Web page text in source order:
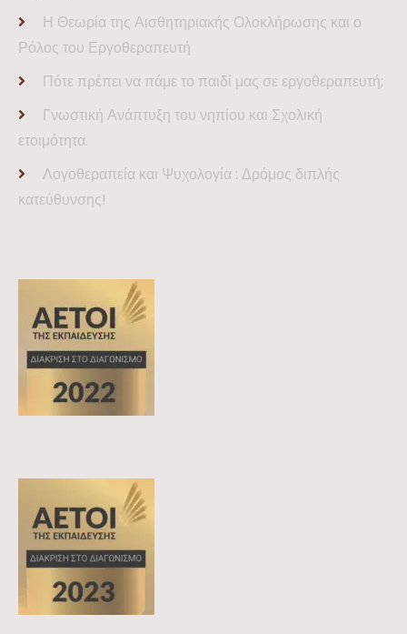
Η Θεωρία της Αισθητηριακής Ολοκλήρωσης και ο
Ρόλος του Εργοθεραπευτή
Πότε πρέπει να πάμε το παιδί μας σε εργοθεραπευτή;
Γνωστική Ανάπτυξη του νηπίου και Σχολική
ετοιμότητα.
Λογοθεραπεία και Ψυχολογία : Δρόμος διπλής
κατεύθυνσης!